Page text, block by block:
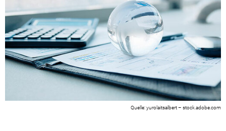
yurolaitsalbert – stock.adobe.com